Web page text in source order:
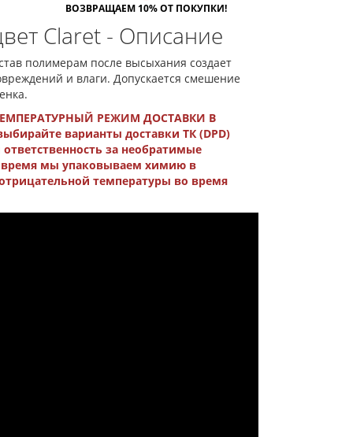
ВОЗВРАЩАЕМ 10% ОТ ПОКУПКИ!
Claret - Описание
полимерам после высыхания создает
и влаги. Допускается смешение
РЕЖИМ ДОСТАВКИ В
варианты доставки ТК (DPD)
за необратимые
время мы упаковываем химию в
температуры во время